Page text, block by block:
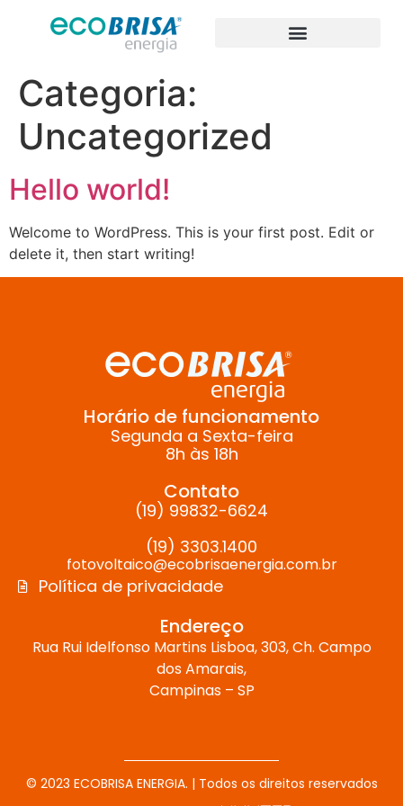
Categoria:
Uncategorized
Hello world!
Welcome to WordPress. This is your first post. Edit or
delete it, then start writing!
Horário de funcionamento
Segunda a Sexta-feira
8h às 18h
Contato
(19) 99832-6624
(19) 3303.1400
fotovoltaico@ecobrisaenergia.com.br
Política de privacidade
Endereço
Rua Rui Idelfonso Martins Lisboa, 303, Ch. Campo
dos Amarais,
Campinas – SP
© 2023 ECOBRISA ENERGIA. | Todos os direitos reservados